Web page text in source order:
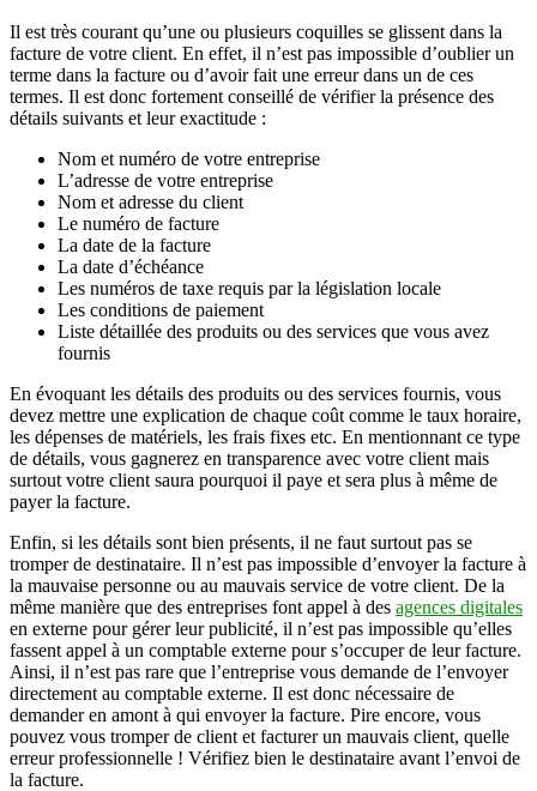
Il est très courant qu’une ou plusieurs coquilles se glissent dans la
facture de votre client. En effet, il n’est pas impossible d’oublier un
terme dans la facture ou d’avoir fait une erreur dans un de ces
termes. Il est donc fortement conseillé de vérifier la présence des
détails suivants et leur exactitude :
Nom et numéro de votre entreprise
L’adresse de votre entreprise
Nom et adresse du client
Le numéro de facture
La date de la facture
La date d’échéance
Les numéros de taxe requis par la législation locale
Les conditions de paiement
Liste détaillée des produits ou des services que vous avez
fournis
En évoquant les détails des produits ou des services fournis, vous
devez mettre une explication de chaque coût comme le taux horaire,
les dépenses de matériels, les frais fixes etc. En mentionnant ce type
de détails, vous gagnerez en transparence avec votre client mais
surtout votre client saura pourquoi il paye et sera plus à même de
payer la facture.
Enfin, si les détails sont bien présents, il ne faut surtout pas se
tromper de destinataire. Il n’est pas impossible d’envoyer la facture à
la mauvaise personne ou au mauvais service de votre client. De la
même manière que des entreprises font appel à des agences digitales
en externe pour gérer leur publicité, il n’est pas impossible qu’elles
fassent appel à un comptable externe pour s’occuper de leur facture.
Ainsi, il n’est pas rare que l’entreprise vous demande de l’envoyer
directement au comptable externe. Il est donc nécessaire de
demander en amont à qui envoyer la facture. Pire encore, vous
pouvez vous tromper de client et facturer un mauvais client, quelle
erreur professionnelle ! Vérifiez bien le destinataire avant l’envoi de
la facture.